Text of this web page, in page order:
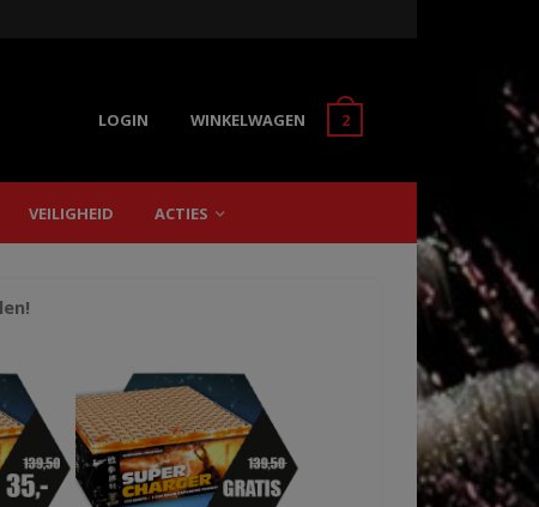
LOGIN WINKELWAGEN 2
VEILIGHEID ACTIES